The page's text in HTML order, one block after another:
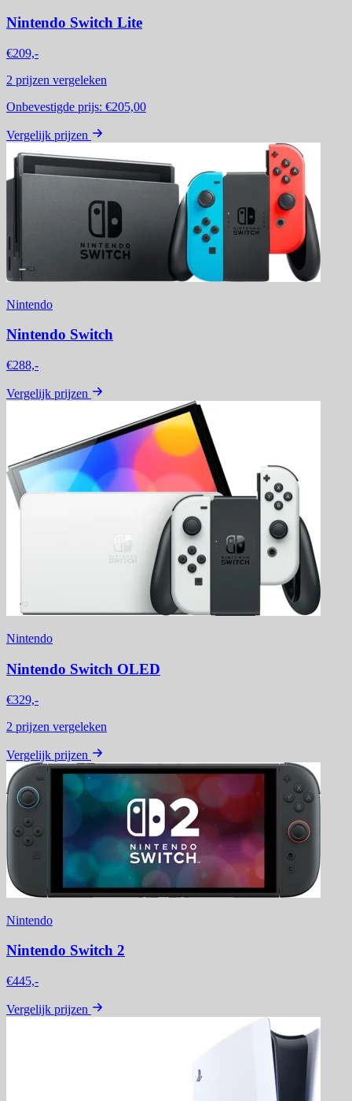
Nintendo Switch Lite
€209,-
2 prijzen vergeleken
Onbevestigde prijs: €205,00
Vergelijk prijzen
Nintendo
Nintendo Switch
€288,-
Vergelijk prijzen
Nintendo
Nintendo Switch OLED
€329,-
2 prijzen vergeleken
Vergelijk prijzen
Nintendo
Nintendo Switch 2
€445,-
Vergelijk prijzen